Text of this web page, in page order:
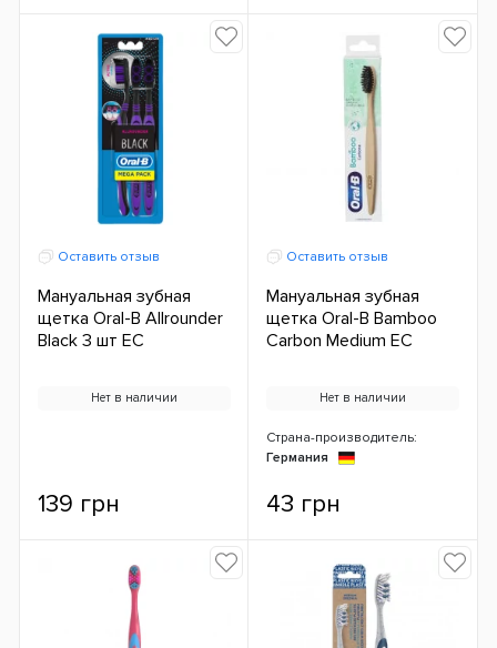
Оставить отзыв
Мануальная зубная
щетка Oral-B Allrounder
Black 3 шт ЕС
Нет в наличии
139 грн
Оставить отзыв
Мануальная зубная
щетка Oral-B Bamboo
Carbon Medium ЕС
Нет в наличии
Страна-производитель:
Германия
43 грн